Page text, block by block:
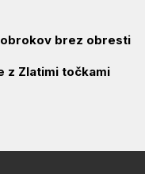
brez obresti
z Zlatimi točkami